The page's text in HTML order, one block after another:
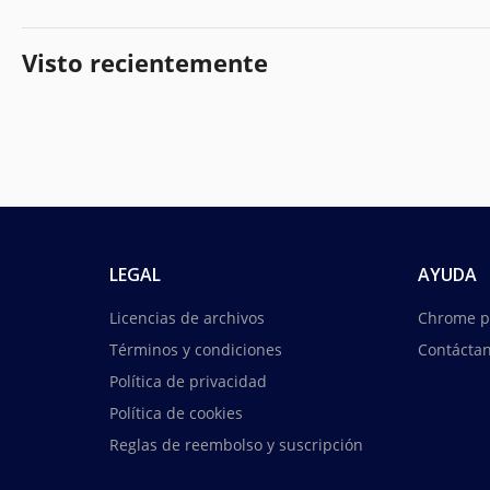
Visto recientemente
LEGAL
Licencias de archivos
Términos y condiciones
Política de privacidad
Política de cookies
Reglas de reembolso y suscripción
AYUDA
Chrome